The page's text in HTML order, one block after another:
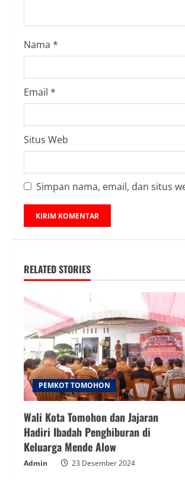
n
g
Nama *
Email *
Situs Web
Simpan nama, email, dan situs
RELATED STORIES
PEMKOT TOMOHON
Wali Kota Tomohon dan Jajaran
Hadiri Ibadah Penghiburan di
Keluarga Mende Alow
Admin 23 Desember 2024